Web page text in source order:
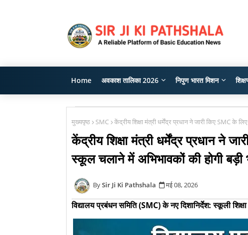
Home अवकाश तालिका 2026 निपुण भारत मिशन
मुख्यपृष्ठ SMC केंद्रीय शिक्षा मंत्री धर्मेंद्र प्रधान ने जारी किए SMC के
केंद्रीय शिक्षा मंत्री धर्मेंद्र प्रधान ने
स्कूल चलाने में अभिभावकों की होगी बड़ी
Sir Ji Ki Pathshala मई 08, 2026
विद्यालय प्रबंधन समिति (SMC) के नए दिशानिर्देश: स्कूली